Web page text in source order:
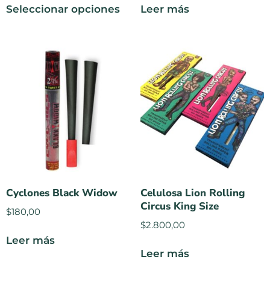
Seleccionar opciones Leer más
Cyclones Black Widow
$180,00
Leer más
Celulosa Lion Rolling
Circus King Size
$2.800,00
Leer más